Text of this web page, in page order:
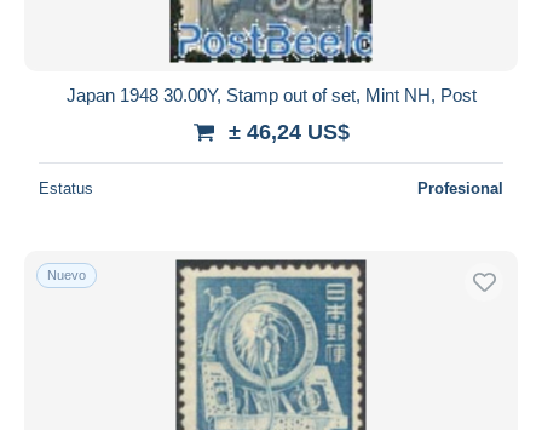
Japan 1948 30.00Y, Stamp out of set, Mint NH, Post
± 46,24 US$
Estatus Profesional
Nuevo